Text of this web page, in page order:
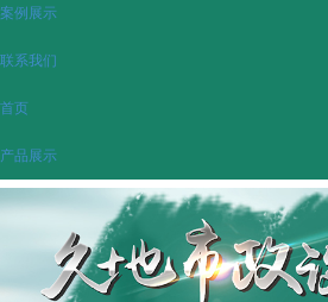
案例展示
联系我们
首页
产品展示